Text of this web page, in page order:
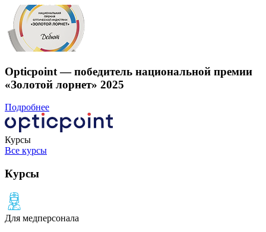
Opticpoint — победитель национальной премии
«Золотой лорнет» 2025
Подробнее
Курсы
Все курсы
Курсы
Для медперсонала